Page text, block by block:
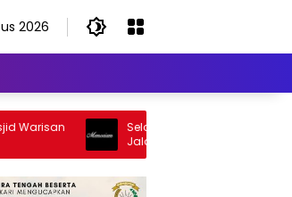
2026
Selamat Jalan Sang Inspirator,
Jalan Abangku Yuslam Idris